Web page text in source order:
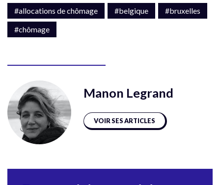
#allocations de chômage #belgique
#bruxelles
#chômage
Manon Legrand
VOIR SES ARTICLES